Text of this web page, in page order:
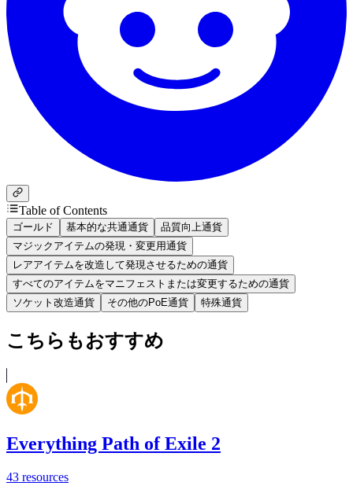
Table of Contents
ゴールド 基本的な共通通貨
品質向上通貨
マジックアイテムの発現・変更用通貨
レアアイテムを改造して発現させるための通貨
すべてのアイテムをマニフェストまたは変更するための通貨
ソケット改造通貨
その他のPoE通貨 特殊通貨
こちらもおすすめ
Everything Path of Exile 2
43 resources